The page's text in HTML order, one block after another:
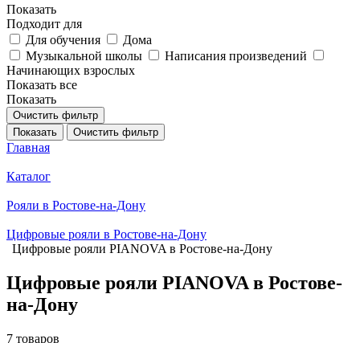
Показать
Подходит для
Для обучения
Дома
Музыкальной школы
Написания произведений
Начинающих взрослых
Показать все
Показать
Очистить фильтр
Показать
Очистить фильтр
Главная
Каталог
Рояли в Ростове-на-Дону
Цифровые рояли в Ростове-на-Дону
Цифровые рояли PIANOVA в Ростове-на-Дону
Цифровые рояли PIANOVA в Ростове-
на-Дону
7 товаров